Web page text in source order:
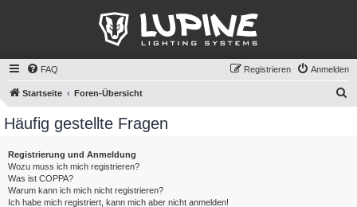
FAQ Anmelden
Registrieren
Startseite Foren-Übersicht
Häufig gestellte Fragen
Registrierung und Anmeldung
Wozu muss ich mich registrieren?
Was ist COPPA?
Warum kann ich mich nicht registrieren?
Ich habe mich registriert, kann mich aber nicht anmelden!